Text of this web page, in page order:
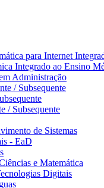
para Internet
Integrado ao Ensino
Administração
/ Subsequente
/ Subsequente
de Sistemas
- EaD
e Matemática
Digitais